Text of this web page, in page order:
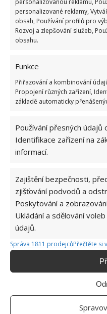
personalizovanou reklamu,
personalizované reklamy,
obsah, Používání profilů pro
Rozvoj a zlepšování služeb,
obsahu.
Funkce
Přiřazování a kombinování
Propojení různých zařízení,
základě automaticky
Používání přesných údajů
Identifikace zařízení na
informací.
Zajištění bezpečnosti,
zjišťování podvodů a
Poskytování a
Ukládání a sdělování
údajů.
Správa 1811 prodejcůPřečtěte si
Přidejte svůj názor
KOMENTOVAT
Jiří